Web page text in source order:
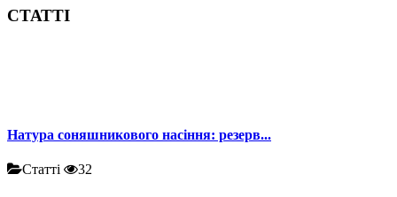
СТАТТІ
Натура соняшникового насіння: резерв...
Статті 32